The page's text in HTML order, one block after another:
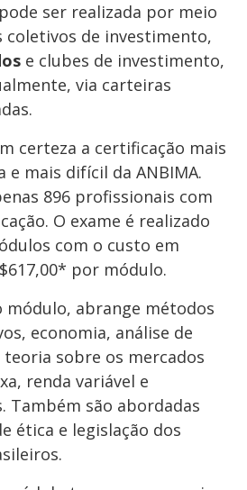
ser realizada por meio
coletivos de investimento,
e clubes de investimento,
via carteiras
certeza a certificação mais
e mais difícil da ANBIMA.
896 profissionais com
O exame é realizado
com o custo em
por módulo.
módulo, abrange métodos
economia, análise de
teoria sobre os mercados
renda variável e
Também são abordadas
ética e legislação dos